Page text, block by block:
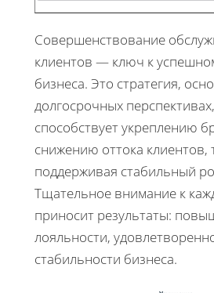
Совершенствование
клиентов — ключ к
бизнеса. Это стратегия,
долгосрочных
способствует укреплению
снижению оттока клиентов,
поддерживая стабильный
Тщательное внимание к
приносит результаты:
лояльности,
стабильности бизнеса.